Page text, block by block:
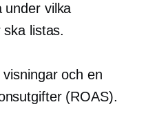
under vilka
listas.
och en
(ROAS).